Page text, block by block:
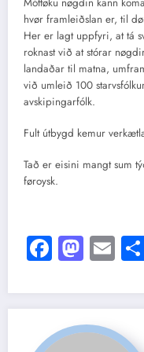
hvør framleiðslan er, til
Her er lagt uppfyri, at tá
roknast við at stórar
landaðar til matna,
við umleið 100
avskipingarfólk.
Fult útbygd kemur
Tað er eisini mangt sum
føroysk.